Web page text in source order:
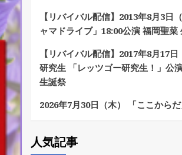
【リバイバル配信】2013年8月3日
ャマドライブ」18:00公演 福岡聖菜
【リバイバル配信】2017年8月17
研究生 「レッツゴー研究生！」公
生誕祭
2026年7月30日（木） 「ここから
人気記事